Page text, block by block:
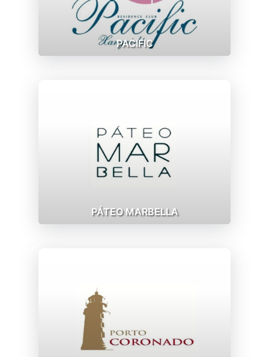
PACIFIC
PÁTEO MARBELLA